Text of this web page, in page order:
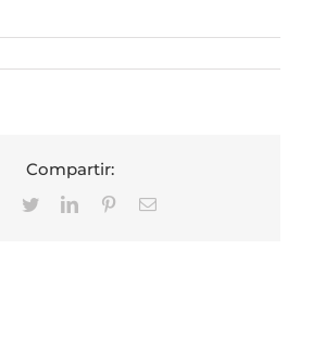
Compartir:
Facebook
TwitterLinkedInPinterestCorreo